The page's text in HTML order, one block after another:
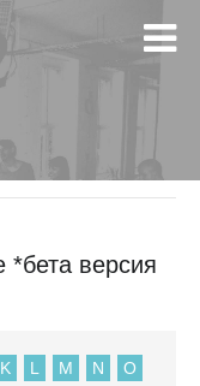
*бета версия
K L M N
O